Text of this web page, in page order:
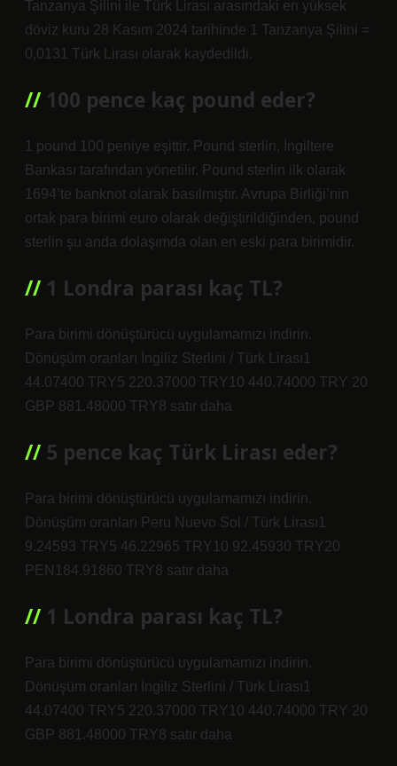
Tanzanya Şilini ile Türk Lirası arasındaki en yüksek
döviz kuru 28 Kasım 2024 tarihinde 1 Tanzanya Şilini =
0,0131 Türk Lirası olarak kaydedildi.
100 pence kaç pound eder?
1 pound 100 peniye eşittir. Pound sterlin, İngiltere
Bankası tarafından yönetilir. Pound sterlin ilk olarak
1694’te banknot olarak basılmıştır. Avrupa Birliği’nin
ortak para birimi euro olarak değiştirildiğinden, pound
sterlin şu anda dolaşımda olan en eski para birimidir.
1 Londra parası kaç TL?
Para birimi dönüştürücü uygulamamızı indirin.
Dönüşüm oranları İngiliz Sterlini / Türk Lirası1
44.07400 TRY5 220.37000 TRY10 440.74000 TRY 20
GBP 881.48000 TRY8 satır daha
5 pence kaç Türk Lirası eder?
Para birimi dönüştürücü uygulamamızı indirin.
Dönüşüm oranları Peru Nuevo Sol / Türk Lirası1
9.24593 TRY5 46.22965 TRY10 92.45930 TRY20
PEN184.91860 TRY8 satır daha
1 Londra parası kaç TL?
Para birimi dönüştürücü uygulamamızı indirin.
Dönüşüm oranları İngiliz Sterlini / Türk Lirası1
44.07400 TRY5 220.37000 TRY10 440.74000 TRY 20
GBP 881.48000 TRY8 satır daha